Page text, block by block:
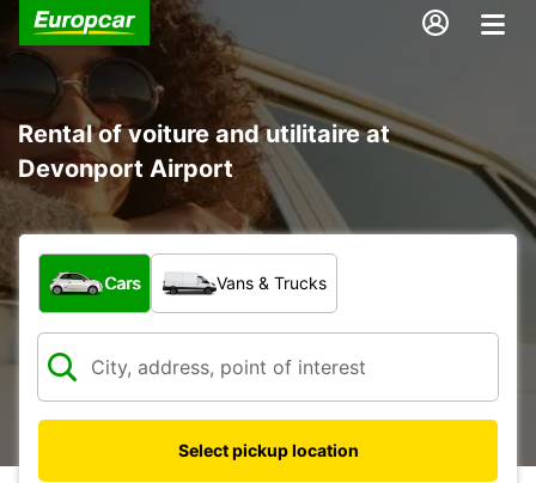
Rental of voiture and utilitaire at
Devonport Airport
What type of vehicle?
Cars Vans & Trucks
Select pickup location